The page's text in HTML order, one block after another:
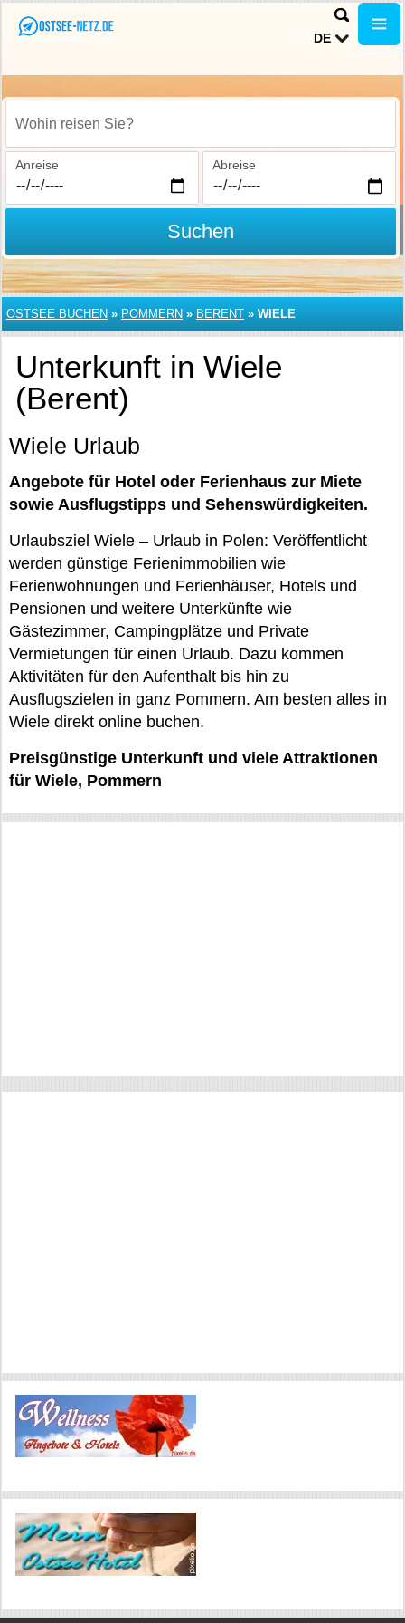
DE
Wohin reisen Sie?
Anreise Abreise
Suchen
OSTSEE BUCHEN » POMMERN » BERENT » WIELE
Unterkunft in Wiele
(Berent)
Wiele Urlaub
Angebote für Hotel oder Ferienhaus zur Miete
sowie Ausflugstipps und Sehenswürdigkeiten.
Urlaubsziel Wiele – Urlaub in Polen: Veröffentlicht
werden günstige Ferienimmobilien wie
Ferienwohnungen und Ferienhäuser, Hotels und
Pensionen und weitere Unterkünfte wie
Gästezimmer, Campingplätze und Private
Vermietungen für einen Urlaub. Dazu kommen
Aktivitäten für den Aufenthalt bis hin zu
Ausflugszielen in ganz Pommern. Am besten alles in
Wiele direkt online buchen.
Preisgünstige Unterkunft und viele Attraktionen
für Wiele, Pommern